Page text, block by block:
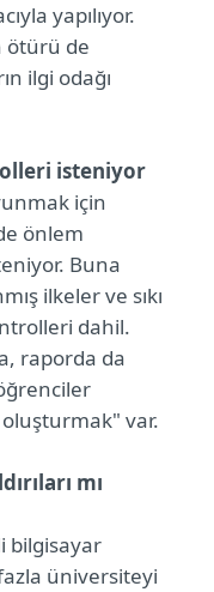
yapılıyor.
ötürü de
ilgi odağı
isteniyor
için
önlem
Buna
ilkeler ve sıkı
dahil.
raporda da
var.
mı
bilgisayar
üniversiteyi